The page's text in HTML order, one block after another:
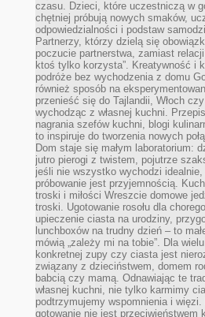
czasu. Dzieci, które uczestniczą w
chętniej próbują nowych smaków,
odpowiedzialności i podstaw
Partnerzy, którzy dzielą się
poczucie partnerstwa, zamiast
ktoś tylko korzysta”. Kreatywność i
podróże bez wychodzenia z domu
również sposób na
przenieść się do Tajlandii, Włoch
wychodząc z własnej kuchni.
nagrania szefów kuchni, blogi
to inspiruje do tworzenia nowych
Dom staje się małym laboratorium:
jutro pierogi z twistem, pojutrze
jeśli nie wszystko wychodzi idealnie,
próbowanie jest przyjemnością.
troski i miłości Wreszcie domowe
troski. Ugotowanie rosołu dla
upieczenie ciasta na urodziny,
lunchboxów na trudny dzień – to
mówią „zależy mi na tobie”. Dla
konkretnej zupy czy ciasta jest
związany z dzieciństwem, domem
babcią czy mamą. Odnawiając te
własnej kuchni, nie tylko karmimy
podtrzymujemy wspomnienia i więzi.
gotowanie nie jest przeciwieństwem